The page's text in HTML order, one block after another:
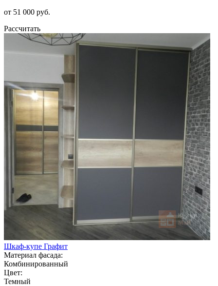
от 51 000 руб.
Рассчитать
Шкаф-купе Графит
Материал фасада:
Комбинированный
Цвет:
Темный